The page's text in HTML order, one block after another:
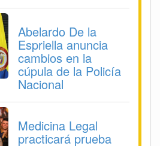
Abelardo De la
Espriella anuncia
cambios en la
cúpula de la Policía
Nacional
Medicina Legal
practicará prueba